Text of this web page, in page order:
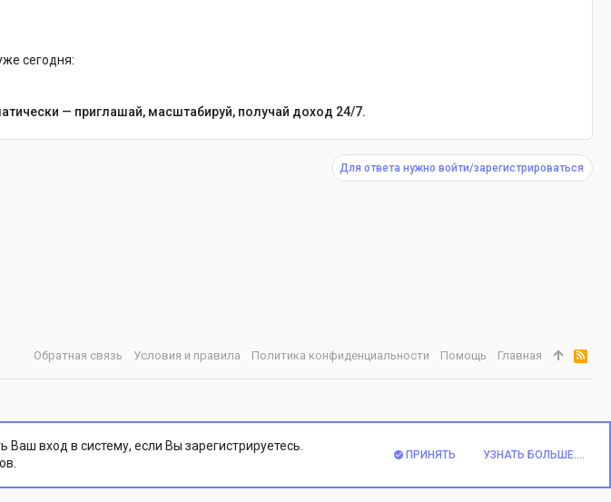
сегодня:
— приглашай, масштабируй, получай доход 24/7.
Для ответа нужно войти/зарегистрироваться
Обратная связь Условия и правила Политика конфиденциальности Помощь Главная
R
S
S
вход в систему, если Вы зарегистрируетесь.
ПРИНЯТЬ УЗНАТЬ БОЛЬШЕ....